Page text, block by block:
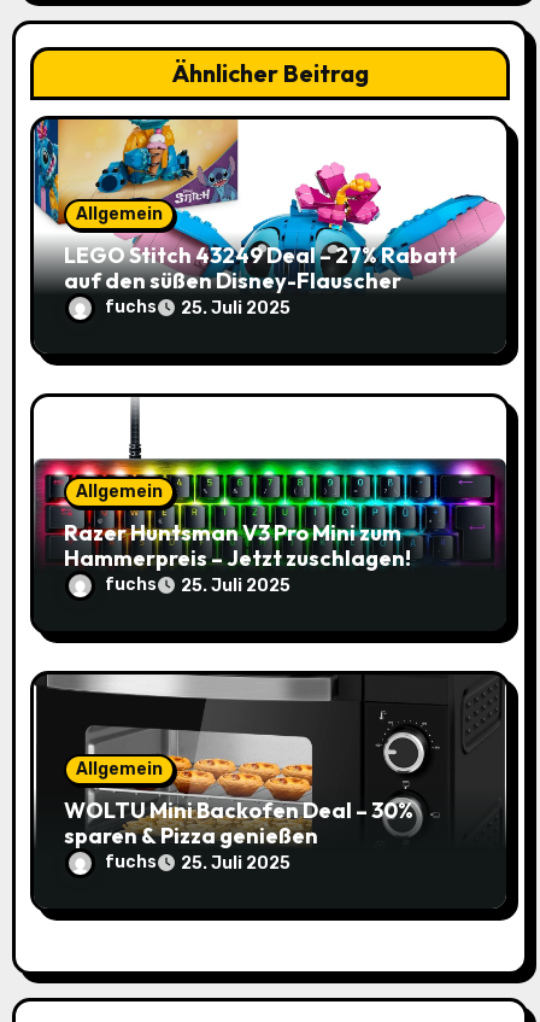
v
g
a
t
i
n
Ähnlicher Beitrag
Allgemein
LEGO Stitch 43249 Deal – 27% Rabatt
auf den süßen Disney-Flauscher
fuchs 25. Juli 2025
Allgemein
Razer Huntsman V3 Pro Mini zum
Hammerpreis – Jetzt zuschlagen!
fuchs 25. Juli 2025
Allgemein
WOLTU Mini Backofen Deal – 30%
sparen & Pizza genießen
fuchs 25. Juli 2025